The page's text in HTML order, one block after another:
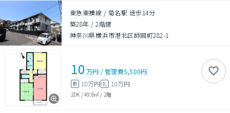
東急東横線 / 菊名駅 徒歩14分
築28年 /2階建
神奈川県横浜市港北区師岡町282-1
10 万円 /管理費5,500円
敷 10万円 礼 10万円
2DK /49.8㎡ / 2階